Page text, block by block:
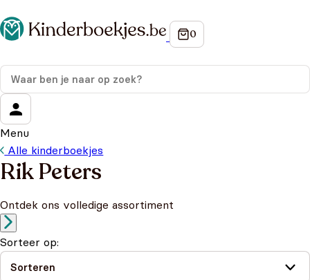
Menu
Alle kinderboekjes
Rik Peters
Ontdek ons volledige assortiment
Sorteer op: